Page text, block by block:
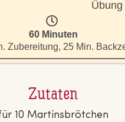
Übung
60 Minuten
Zubereitung, 25 Min.
Zutaten
10 Martinsbrötchen